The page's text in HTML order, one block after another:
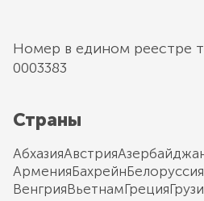
Номер в едином реестре
0003383
Страны
АбхазияАвстрия
АрменияБахрейнБелоруссия
ВенгрияВьетнамГреция